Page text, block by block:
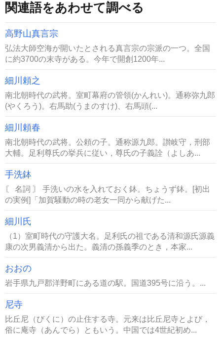
関連語をあわせて調べる
高野山真言宗
弘法大師空海が開いたとされる真言宗の宗派の一つ。全国
に約3700の末寺がある。今年で開創1200年...
細川頼之
南北朝時代の武将。室町幕府の管領(かんれい)。通称弥九郎
(やくろう)。右馬助(うまのすけ)、右馬頭(...
細川頼春
南北朝時代の武将。公頼の子。通称源九郎。讃岐守，刑部
大輔。足利尊氏の挙兵に従い，尊氏の子義詮（よしあ...
手洗鉢
〘 名詞 〙 手洗いの水を入れておく鉢。ちょうず鉢。[初出
の実例]「加賀騒動の時の老女一同から献げた...
細川氏
（1）室町時代の守護大名。足利氏の祖である清和源氏源義
康の次男義清から出た。義清の孫義季のとき，本家...
おおの
岩手県九戸郡洋野町にある道の駅。国道395号に沿う。...
尼寺
比丘尼（びくに）の止住する寺。元来は比丘尼寺とよび，
俗に庵寺（あんでら）ともいう。中国では4世紀初め...